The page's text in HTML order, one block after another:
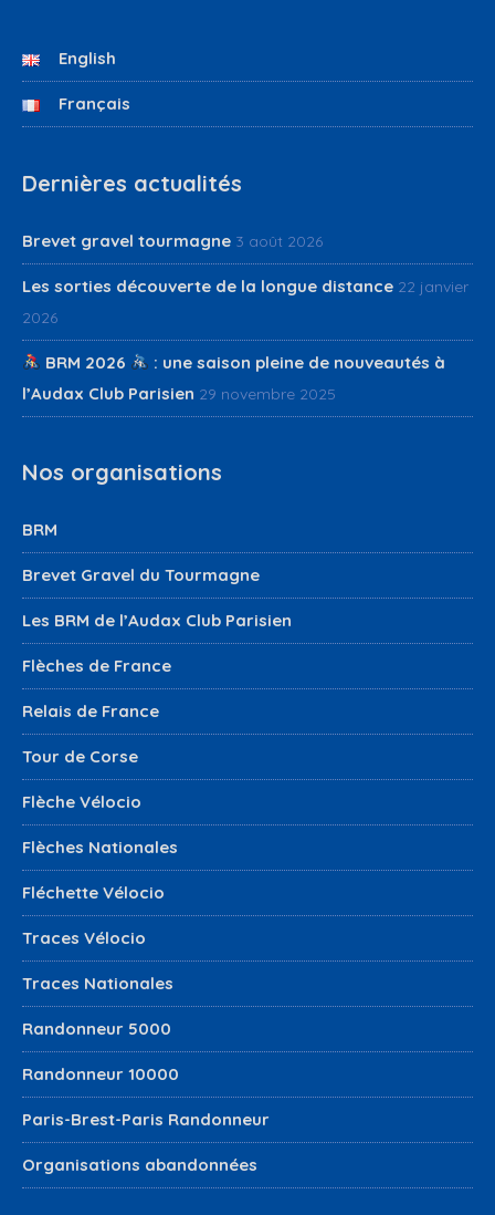
English
Français
Dernières actualités
Brevet gravel tourmagne 3 août 2026
Les sorties découverte de la longue distance 22 janvier
2026
BRM 2026
: une saison pleine de nouveautés à
l’Audax Club Parisien 29 novembre 2025
Nos organisations
BRM
Brevet Gravel du Tourmagne
Les BRM de l’Audax Club Parisien
Flèches de France
Relais de France
Tour de Corse
Flèche Vélocio
Flèches Nationales
Fléchette Vélocio
Traces Vélocio
Traces Nationales
Randonneur 5000
Randonneur 10000
Paris-Brest-Paris Randonneur
Organisations abandonnées